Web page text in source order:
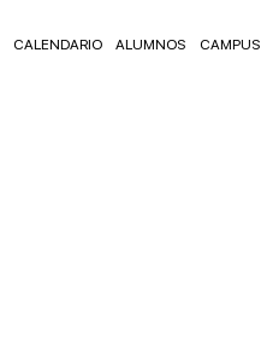
CALENDARIO ALUMNOS CAMPUS